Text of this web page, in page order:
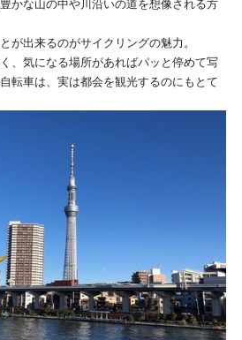
かな山の中や川沿いの道を想像される方
が出来るのがサイクリングの魅力。
、気になる場所があればパッと停めて写
転車は、実は都会を観光するのにもとて